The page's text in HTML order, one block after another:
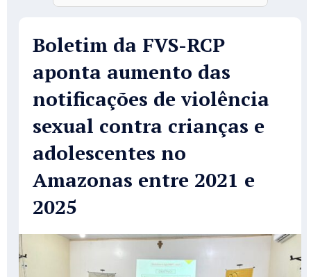
Boletim da FVS-RCP
aponta aumento das
notificações de violência
sexual contra crianças e
adolescentes no
Amazonas entre 2021 e
2025